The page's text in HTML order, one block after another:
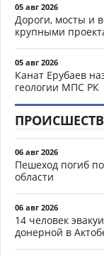
05 авг 2026
Дороги, мосты и
крупными
05 авг 2026
Канат Ерубаев
геологии МПС РК
06 авг 2026
Пешеход погиб
области
06 авг 2026
14 человек
донерной в